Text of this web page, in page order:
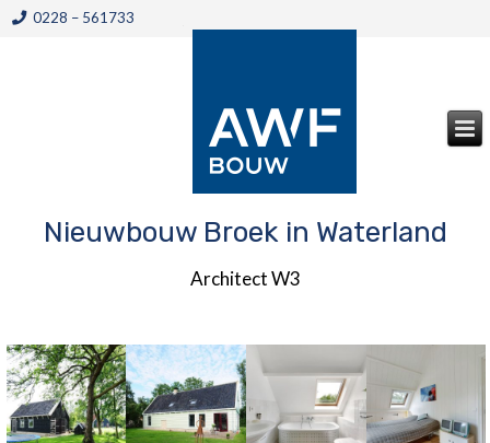
0228 – 561733
Nieuwbouw Broek in Waterland
Architect W3